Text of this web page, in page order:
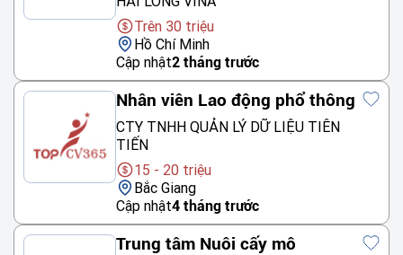
Trên 30 triệu
Hồ Chí Minh
Cập nhật2 tháng trước
Nhân viên Lao động phổ thông
CTY TNHH QUẢN LÝ DỮ LIỆU TIÊN
TIẾN
15 - 20 triệu
Bắc Giang
Cập nhật4 tháng trước
Trung tâm Nuôi cấy mô